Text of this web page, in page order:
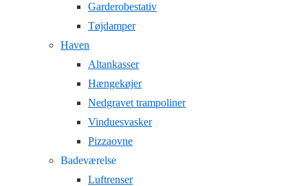
Garderobestativ
Tøjdamper
Haven
Altankasser
Hængekøjer
Nedgravet trampoliner
Vinduesvasker
Pizzaovne
Badeværelse
Luftrenser